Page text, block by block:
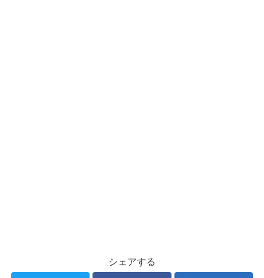
シェアする